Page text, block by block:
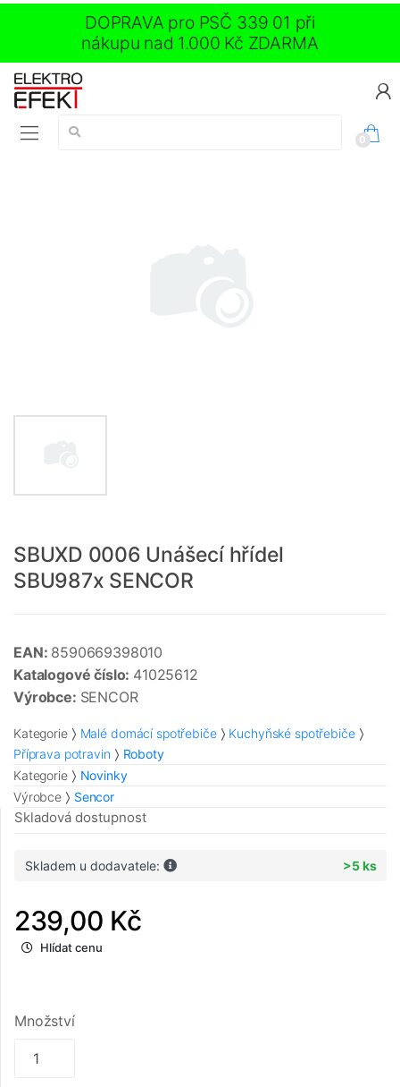
DOPRAVA pro PSČ 339 01 při
nákupu nad 1.000 Kč ZDARMA
Vyhledávání:
0
SBUXD 0006 Unášecí hřídel
SBU987x SENCOR
EAN: 8590669398010
Katalogové číslo: 41025612
Výrobce: SENCOR
Kategorie Malé domácí spotřebiče
Kuchyňské spotřebiče
Příprava potravin
Roboty
Kategorie
Novinky
Výrobce
Sencor
Skladová dostupnost
Skladem u dodavatele: >5 ks
239,00 Kč
Hlídat cenu
Množství